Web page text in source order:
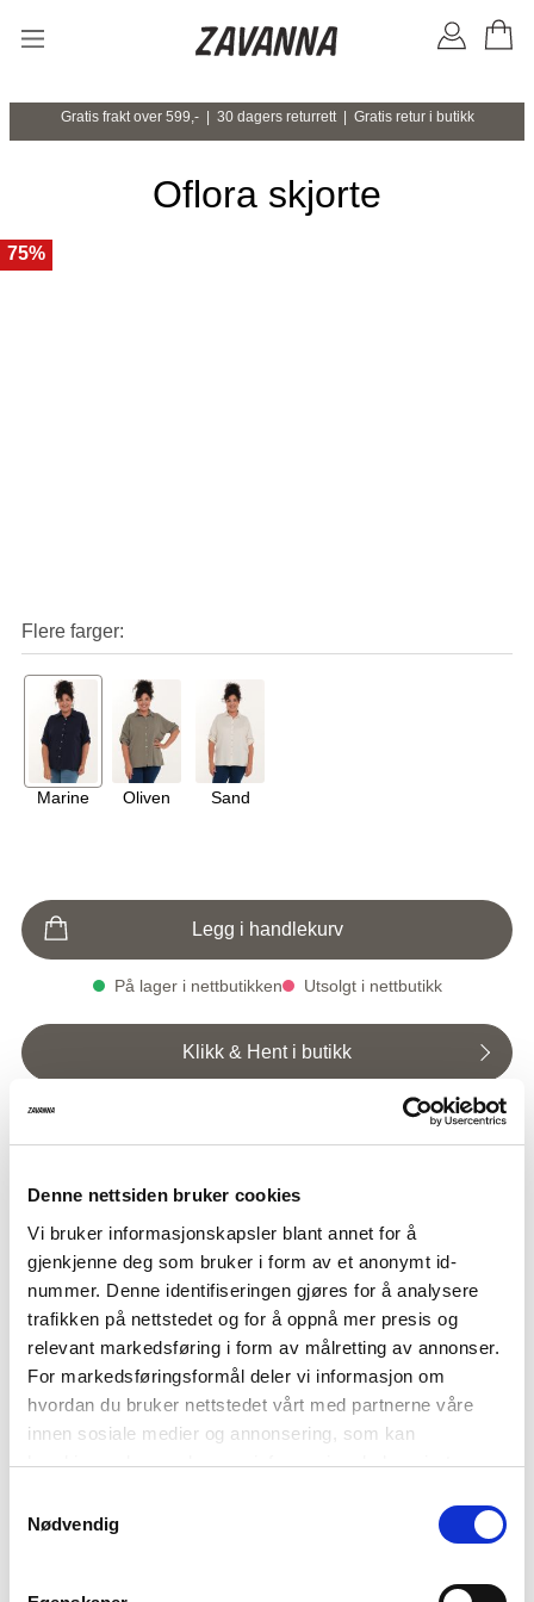
Denne nettsiden bruker cookies
Vi bruker informasjonskapsler blant annet for å
gjenkjenne deg som bruker i form av et anonymt id-
nummer. Denne identifiseringen gjøres for å analysere
trafikken på nettstedet og for å oppnå mer presis og
relevant markedsføring i form av målretting av annonser.
For markedsføringsformål deler vi informasjon om
hvordan du bruker nettstedet vårt med partnerne våre
innen sosiale medier og annonsering, som kan
kombinere den med annen informasjon du har gjort
din bruk av tjenestene deres. Les mer om hvilke
opplysninger vi samler og hva vi ber om samtykke til i
Nødvendig
Gratis frakt over 599,- | 30 dagers returrett | Gratis retur i butikk
Oflora skjorte
75%
Oflora skjorteTilbudspris
149,-
Før 599,-
Flere farger
Marine Oliven Sand
Legg i handlekurv
På lager i nettbutikken Utsolgt i nettbutikk
Klikk & Hent i butikk
Utsolgt i butikk
Herlig ensfarget storskjorte i viskose og lin.
Krage
Flate dekorative perlemorsknapper i front
Lang erm med stropp og knapp for justering av
Blusen er 70 cm lang i størrelse M, med et brystmål på